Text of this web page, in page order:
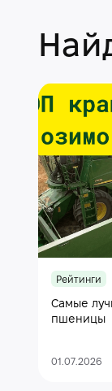
Рейтинги
Самые
пшеницы
01.07.2026